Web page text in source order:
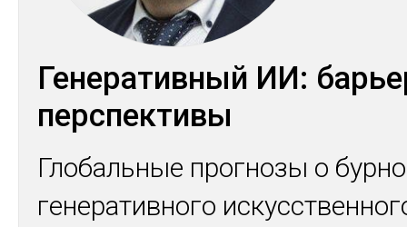
Генеративный ИИ:
перспективы
Глобальные прогнозы о
генеративного